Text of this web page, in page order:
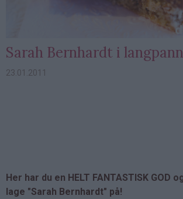
Sarah Bernhardt i
23.01.2011
Her har du en HELT FANTASTISK GOD
lage "Sarah Bernhardt" på!